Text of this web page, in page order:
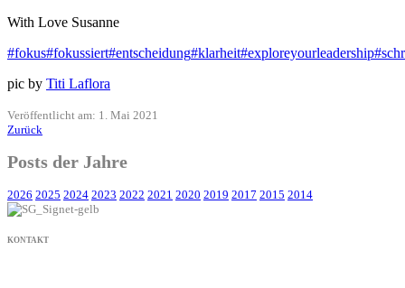
With Love Susanne
#fokus#fokussiert#entscheidung#klarheit#exploreyourleadership
pic by Titi Laflora
Veröffentlicht am: 1. Mai 2021
Zurück
Posts der Jahre
2026 2025 2024 2023 2022 2021 2020 2019 2017 2015 2014
KONTAKT